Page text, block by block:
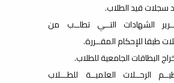
الشهادات التــي تطلــب من
طبقا للإحكام المقــررة.
الرحــلات العلميــة للطـــلاب